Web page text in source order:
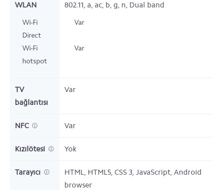
WLAN 802.11, a, ac, b, g, n, Dual band
Wi-Fi
Direct
Var
Wi-Fi
hotspot
Var
TV
bağlantısı
Var
NFC Var
Kızılötesi Yok
Tarayıcı
HTML, HTML5, CSS 3, JavaScript, Android
browser